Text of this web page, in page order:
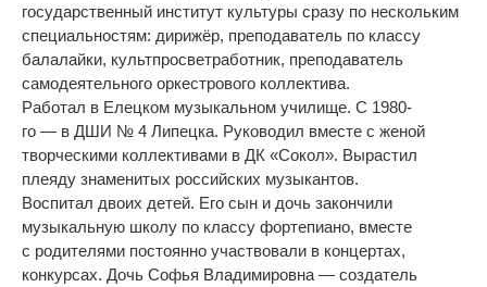
государственный институт культуры сразу по нескольким
специальностям: дирижёр, преподаватель по классу
балалайки, культпросветработник, преподаватель
самодеятельного оркестрового коллектива.
Работал в Елецком музыкальном училище. С 1980-
го — в ДШИ № 4 Липецка. Руководил вместе с женой
творческими коллективами в ДК «Сокол». Вырастил
плеяду знаменитых российских музыкантов.
Воспитал двоих детей. Его сын и дочь закончили
музыкальную школу по классу фортепиано, вместе
с родителями постоянно участвовали в концертах,
конкурсах. Дочь Софья Владимировна — создатель